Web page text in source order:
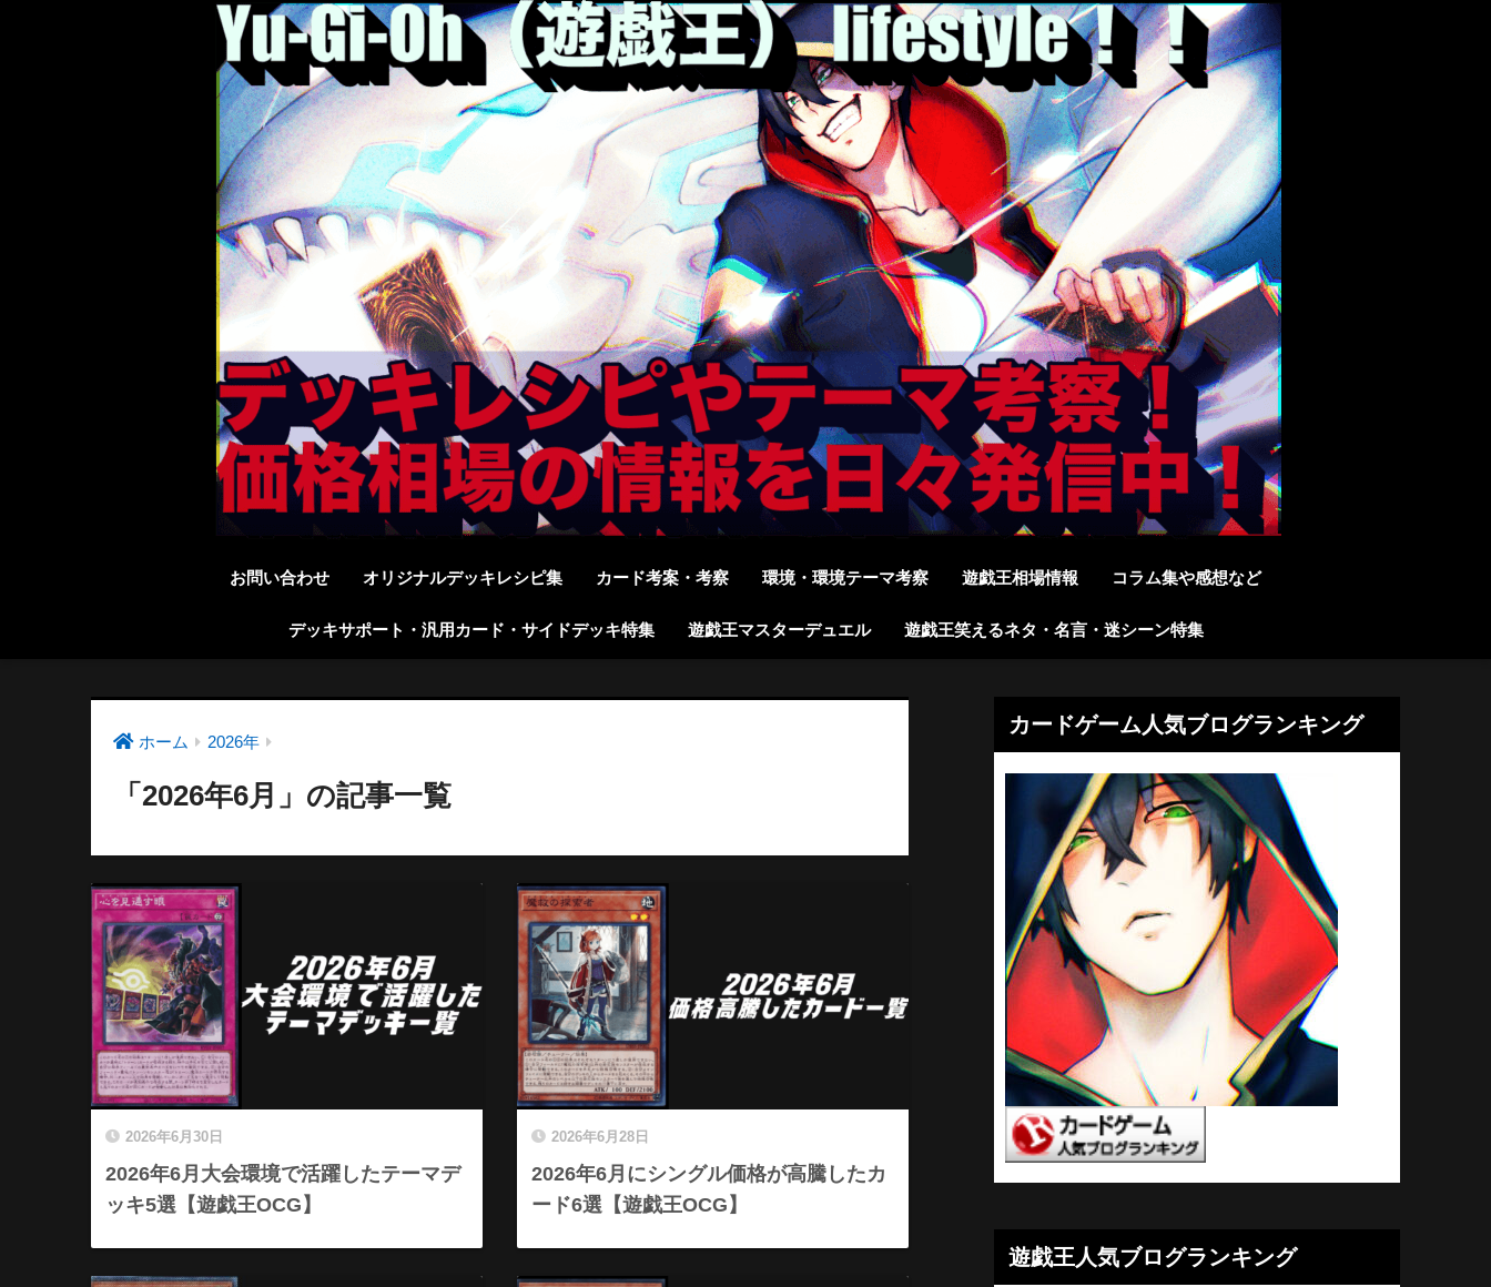
お問い合わせ オリジナルデッキレシピ集 カード考案・考察 環境・環境テーマ考察 遊戯王相場情報 コラム集や感想など
デッキサポート・汎用カード・サイドデッキ特集 遊戯王マスターデュエル 遊戯王笑えるネタ・名言・迷シーン特集
ホーム 2026年
「2026年6月」の記事一覧
2026年6月30日
2026年6月大会環境で活躍したテーマデ
ッキ5選【遊戯王OCG】
2026年6月28日
2026年6月にシングル価格が高騰したカ
ード6選【遊戯王OCG】
カードゲーム人気ブログランキング
遊戯王人気ブログランキング